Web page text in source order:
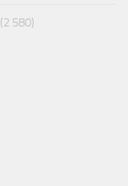
(2 580)